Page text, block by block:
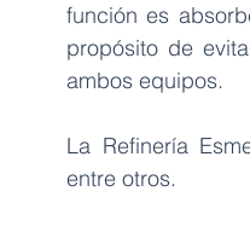
función es
propósito de
ambos equipos.
La Refinería
entre otros.